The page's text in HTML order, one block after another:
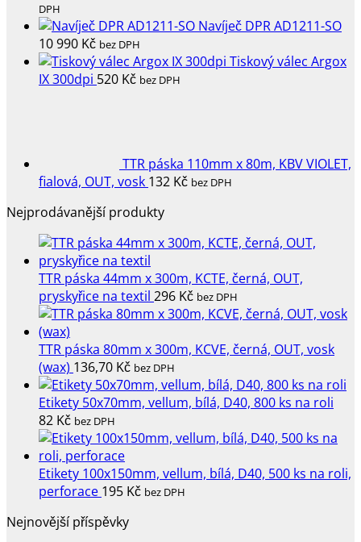
DPH
Navíječ DPR AD1211-SO
10 990 Kč bez DPH
Tiskový válec Argox
IX 300dpi 520 Kč bez DPH
TTR páska 110mm x 80m, KBV VIOLET,
fialová, OUT, vosk 132 Kč bez DPH
Nejprodávanější produkty
TTR páska 44mm x 300m, KCTE, černá, OUT,
pryskyřice na textil 296 Kč bez DPH
TTR páska 80mm x 300m, KCVE, černá, OUT, vosk
(wax) 136,70 Kč bez DPH
Etikety 50x70mm, vellum, bílá, D40, 800 ks na roli
82 Kč bez DPH
Etikety 100x150mm, vellum, bílá, D40, 500 ks na roli,
perforace 195 Kč bez DPH
Nejnovější příspěvky